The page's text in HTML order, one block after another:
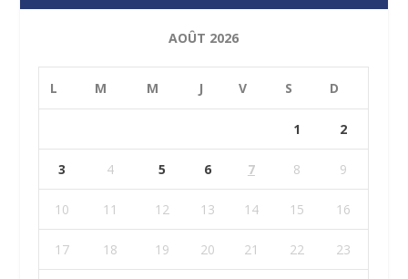
AOÛT 2026
L M M J V S D
1 2
3 4 5 6 7 8 9
10 11 12 13 14 15 16
17 18 19 20 21 22 23